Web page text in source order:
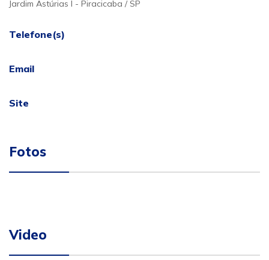
Jardim Astúrias I - Piracicaba / SP
Telefone(s)
Email
Site
Fotos
Video